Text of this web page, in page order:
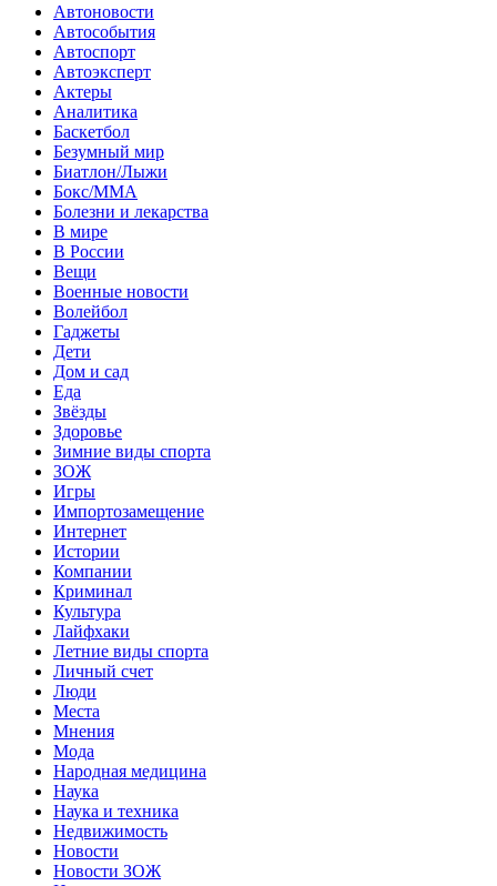
Автоновости
Автособытия
Автоспорт
Автоэксперт
Актеры
Аналитика
Баскетбол
Безумный мир
Биатлон/Лыжи
Бокс/MMA
Болезни и лекарства
В мире
В России
Вещи
Военные новости
Волейбол
Гаджеты
Дети
Дом и сад
Еда
Звёзды
Здоровье
Зимние виды спорта
ЗОЖ
Игры
Импортозамещение
Интернет
Истории
Компании
Криминал
Культура
Лайфхаки
Летние виды спорта
Личный счет
Люди
Места
Мнения
Мода
Народная медицина
Наука
Наука и техника
Недвижимость
Новости
Новости ЗОЖ